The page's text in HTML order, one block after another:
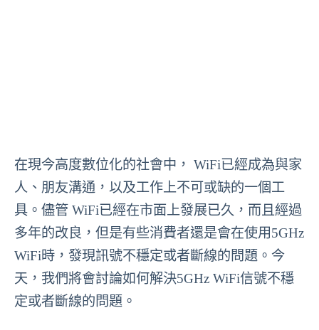
在現今高度數位化的社會中， WiFi已經成為與家
人、朋友溝通，以及工作上不可或缺的一個工
具。儘管 WiFi已經在市面上發展已久，而且經過
多年的改良，但是有些消費者還是會在使用5GHz
WiFi時，發現訊號不穩定或者斷線的問題。今
天，我們將會討論如何解決5GHz WiFi信號不穩
定或者斷線的問題。